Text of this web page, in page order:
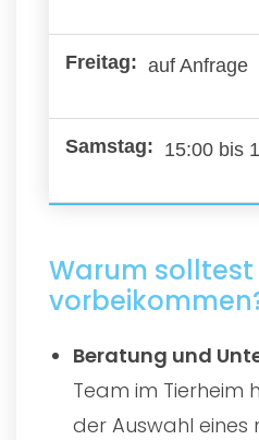
auf Anfrage
15:00 bis
Warum solltest
Beratung und
Team im Tierheim
der Auswahl eines